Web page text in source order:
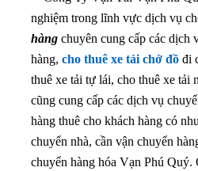
nghiệm trong lĩnh vực dịch vụ
hàng chuyên cung cấp các dịch
hàng, cho thuê xe tải chở đồ đi
thuê xe tải tự lái, cho thuê xe tải
cũng cung cấp các dịch vụ
hàng thuê cho khách hàng có
chuyển nhà, cần vận chuyển
chuyển hàng hóa Vạn Phú Quý.